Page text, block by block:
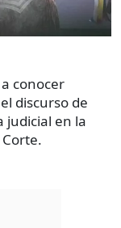
conocer
discurso de
judicial en la